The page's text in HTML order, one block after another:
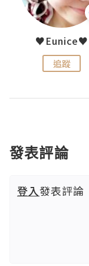
♥Eunice♥
追蹤
發表評論
登入發表評論